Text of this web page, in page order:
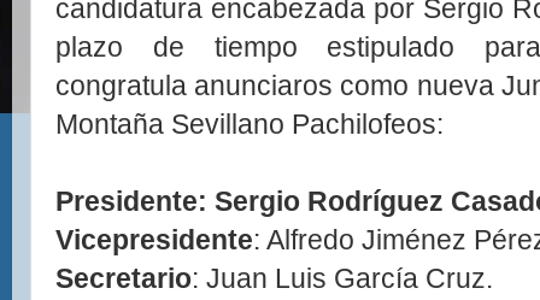
candidatura encabezada por Sergio
plazo de tiempo estipulado
congratula anunciaros como nueva
Montaña Sevillano Pachilofeos:
Presidente: Sergio Rodríguez
Vicepresidente: Alfredo Jiménez
Secretario: Juan Luis García Cruz.